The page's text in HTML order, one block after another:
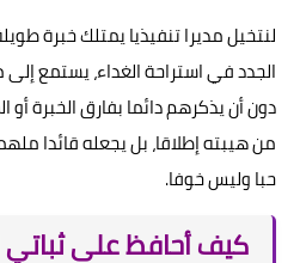
لنتخيل مديرا تنفيذيا يمتلك خبرة
الجدد في استراحة الغداء، يستمع
دون أن يذكرهم دائما بفارق الخبرة
من هيبته إطلاقا، بل يجعله قائدا
حبا وليس خوفا.
كيف أحافظ على ثباتي